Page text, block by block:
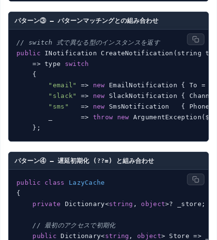
パターン③ — パターンマッチングとの組み合わせ
// switch 式で異なる型のインスタンスを返す
public INotification CreateNotification(string
    => type
switch
    {
"email"
=> new EmailNotification { To =
"slack"
=> new SlackNotification {
"sms"
   =>
new SmsNotification   { Phone
        _       =>
throw new ArgumentException($
パターン④ — 遅延初期化 (??=) と組み合わせ
public class
LazyCache
{
private Dictionary<string , object>? _store;
// 最初のアクセスで初期化
public Dictionary<string , object> Store =>